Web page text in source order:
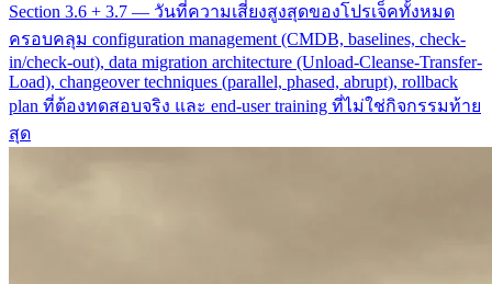
Section 3.6 + 3.7 — วันที่ความเสี่ยงสูงสุดของโปรเจ็คทั้งหมด
ครอบคลุม configuration management (CMDB, baselines, check-
in/check-out), data migration architecture (Unload-Cleanse-Transfer-
Load), changeover techniques (parallel, phased, abrupt), rollback
plan ที่ต้องทดสอบจริง และ end-user training ที่ไม่ใช่กิจกรรมท้าย
สุด